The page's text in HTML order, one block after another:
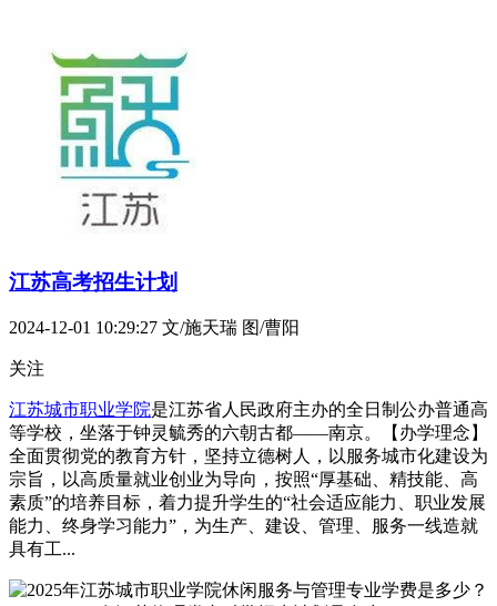
江苏高考招生计划
2024-12-01 10:29:27 文/施天瑞 图/曹阳
关注
江苏城市职业学院是江苏省人民政府主办的全日制公办普通高
等学校，坐落于钟灵毓秀的六朝古都——南京。【办学理念】
全面贯彻党的教育方针，坚持立德树人，以服务城市化建设为
宗旨，以高质量就业创业为导向，按照“厚基础、精技能、高
素质”的培养目标，着力提升学生的“社会适应能力、职业发展
能力、终身学习能力”，为生产、建设、管理、服务一线造就
具有工...